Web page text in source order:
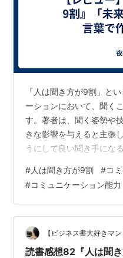
「人は聞き方が9割」と
ーションにおいて、聞く
す。著者は、聞く姿勢や
きな影響を与えると主張
うにして良い聞き手にな
説しています。 この本が
く」という行為を単純な
それが人間関係やコミュ
わっているかを示してい
ケーションにおいて話す
がちですが、本書は聞く
#人は聞き方が9割 #コ
#コミュニケーション能力
【ビジネス書大好き
読書感想82『人は聞